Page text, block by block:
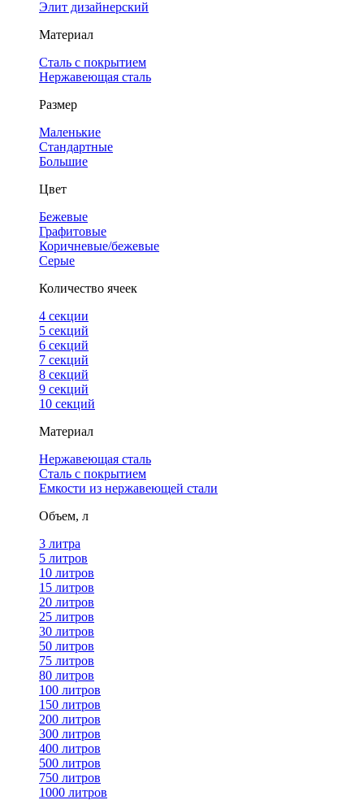
Элит дизайнерский
Материал
Сталь с покрытием
Нержавеющая сталь
Размер
Маленькие
Стандартные
Большие
Цвет
Бежевые
Графитовые
Коричневые/бежевые
Серые
Количество ячеек
4 cекции
5 секций
6 секций
7 секций
8 секций
9 секций
10 секций
Материал
Нержавеющая сталь
Сталь с покрытием
Емкости из нержавеющей стали
Объем, л
3 литра
5 литров
10 литров
15 литров
20 литров
25 литров
30 литров
50 литров
75 литров
80 литров
100 литров
150 литров
200 литров
300 литров
400 литров
500 литров
750 литров
1000 литров